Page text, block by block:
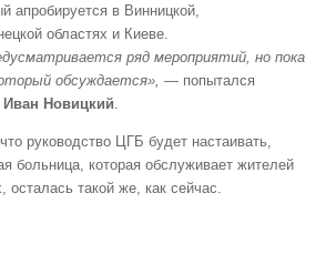
апробируется в Винницкой,
областях и Киеве.
ряд мероприятий, но пока
обсуждается», — попытался
Иван Новицкий
руководство ЦГБ будет настаивать,
больница, которая обслуживает жителей
такой же, как сейчас.